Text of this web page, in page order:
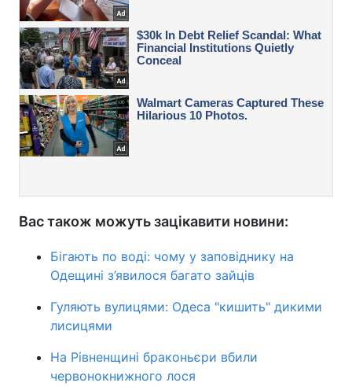
Вас також можуть зацікавити новини:
Бігають по воді: чому у заповіднику на
Одещині з’явилося багато зайців
Гуляють вулицями: Одеса "кишить" дикими
лисицями
На Рівненщині браконьєри вбили
червонокнижного лося